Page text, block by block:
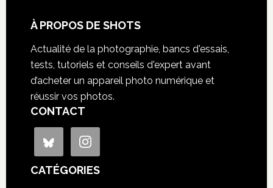
À PROPOS DE SHOTS
Actualité de la photographie, bancs d'essais,
tests, tutoriels et conseils d'expert avant
d’acheter un appareil photo numérique et
réussir vos photos.
CONTACT
CATÉGORIES